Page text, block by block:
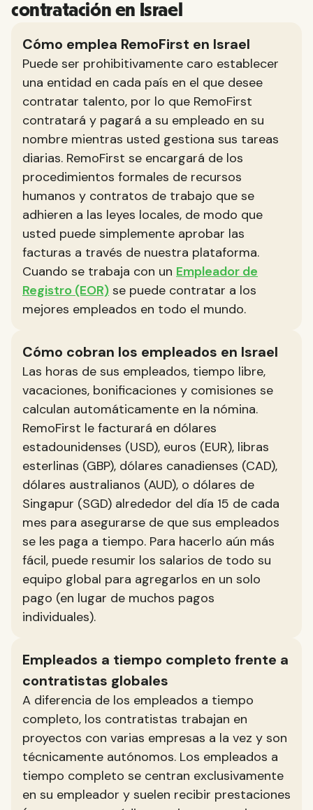
contratación en Israel
Cómo emplea RemoFirst en Israel
Puede ser prohibitivamente caro establecer
una entidad en cada país en el que desee
contratar talento, por lo que RemoFirst
contratará y pagará a su empleado en su
nombre mientras usted gestiona sus tareas
diarias. RemoFirst se encargará de los
procedimientos formales de recursos
humanos y contratos de trabajo que se
adhieren a las leyes locales, de modo que
usted puede simplemente aprobar las
facturas a través de nuestra plataforma.
Cuando se trabaja con un Empleador de
Registro (EOR) se puede contratar a los
mejores empleados en todo el mundo.
Cómo cobran los empleados en Israel
Las horas de sus empleados, tiempo libre,
vacaciones, bonificaciones y comisiones se
calculan automáticamente en la nómina.
RemoFirst le facturará en dólares
estadounidenses (USD), euros (EUR), libras
esterlinas (GBP), dólares canadienses (CAD),
dólares australianos (AUD), o dólares de
Singapur (SGD) alrededor del día 15 de cada
mes para asegurarse de que sus empleados
se les paga a tiempo. Para hacerlo aún más
fácil, puede resumir los salarios de todo su
equipo global para agregarlos en un solo
pago (en lugar de muchos pagos
individuales).
Empleados a tiempo completo frente a
contratistas globales
A diferencia de los empleados a tiempo
completo, los contratistas trabajan en
proyectos con varias empresas a la vez y son
técnicamente autónomos. Los empleados a
tiempo completo se centran exclusivamente
en su empleador y suelen recibir prestaciones